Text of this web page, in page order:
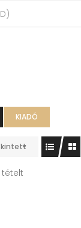
KIADÓ